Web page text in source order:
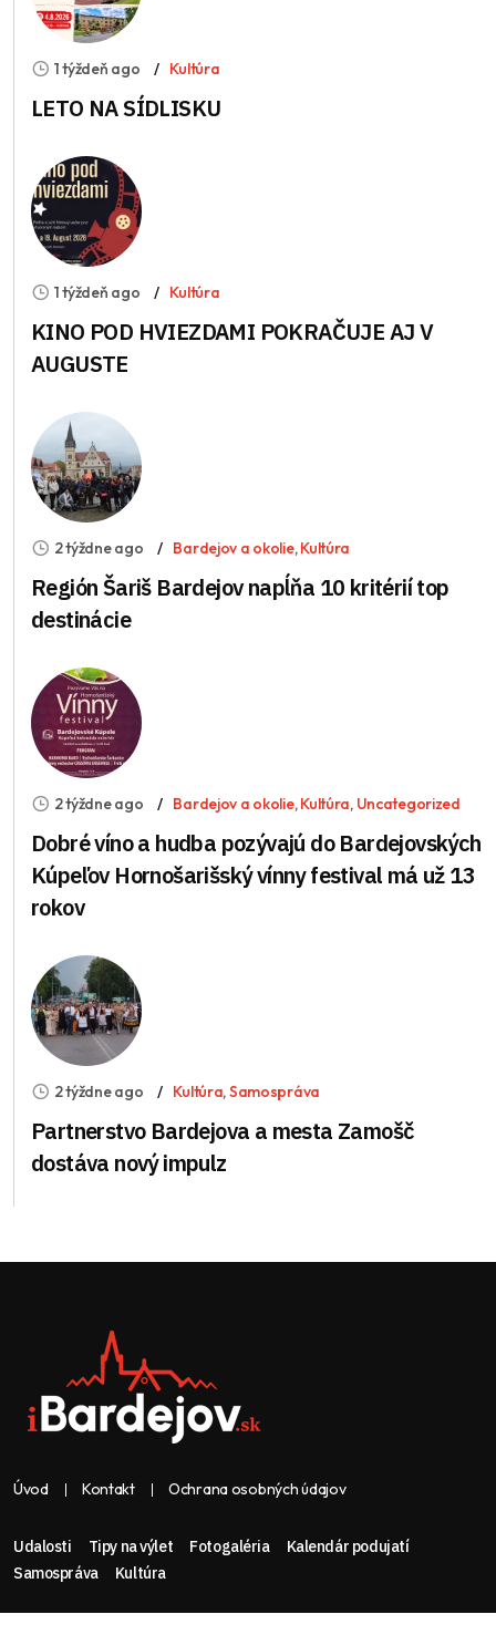
1 týždeň ago Kultúra
LETO NA SÍDLISKU
1 týždeň ago Kultúra
KINO POD HVIEZDAMI POKRAČUJE AJ V
AUGUSTE
2 týždne ago Bardejov a okolie,Kultúra
Región Šariš Bardejov napĺňa 10 kritérií top
destinácie
2 týždne ago Bardejov a okolie,Kultúra, Uncategorized
Dobré víno a hudba pozývajú do Bardejovských
Kúpeľov Hornošarišský vínny festival má už 13
rokov
2 týždne ago Kultúra,Samospráva
Partnerstvo Bardejova a mesta Zamošč
dostáva nový impulz
Úvod Kontakt Ochrana osobných údajov
Udalosti Tipy na výlet Fotogaléria
Kalendár podujatí
Samospráva
Kultúra